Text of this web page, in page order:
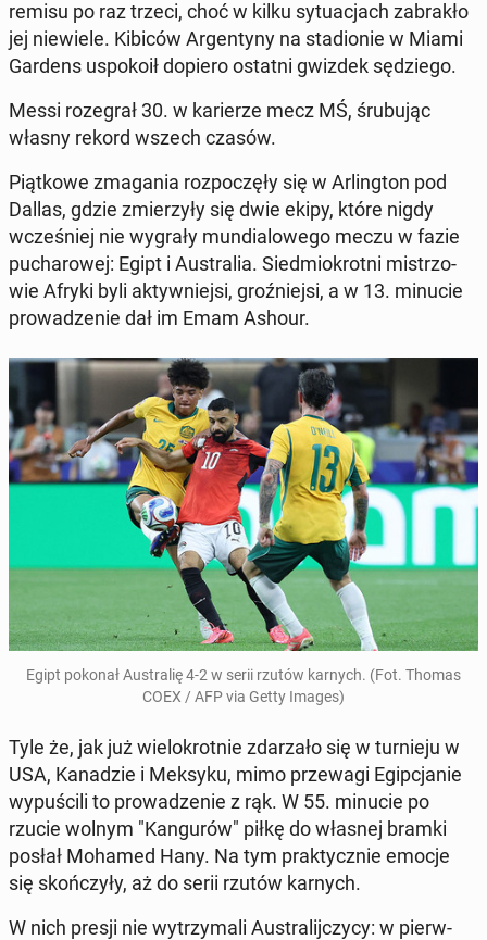
remisu po raz trzeci, choć w kilku sy­tu­acjach za­bra­kło
jej nie­wie­le. Kibiców Ar­gen­ty­ny na sta­dio­nie w Miami
Gardens uspo­ko­ił dopiero ostatni gwizdek sę­dzie­go.
Messi ro­ze­grał 30. w ka­rie­rze mecz MŚ, śru­bu­jąc
własny rekord wszech czasów.
Piąt­ko­we zma­ga­nia roz­po­czę­ły się w Ar­ling­ton pod
Dallas, gdzie zmie­rzy­ły się dwie ekipy, które nigdy
wcze­śniej nie wygrały mun­dia­lo­we­go meczu w fazie
pu­cha­ro­wej: Egipt i Au­stra­lia. Sied­mio­krot­ni mi­strzo­
wie Afryki byli ak­tyw­niej­si, groź­niej­si, a w 13. minucie
pro­wa­dze­nie dał im Emam Ashour.
Egipt pokonał Au­stra­lię 4-2 w serii rzutów karnych. (Fot. Thomas
COEX / AFP via Getty Images)
Tyle że, jak już wie­lo­krot­nie zda­rza­ło się w tur­nie­ju w
USA, Ka­na­dzie i Meksyku, mimo prze­wa­gi Egip­cja­nie
wy­pu­ści­li to pro­wa­dze­nie z rąk. W 55. minucie po
rzucie wolnym "Kan­gu­rów" piłkę do własnej bramki
posłał Mohamed Hany. Na tym prak­tycz­nie emocje
się skoń­czy­ły, aż do serii rzutów karnych.
W nich presji nie wy­trzy­ma­li Au­stra­lij­czy­cy: w pierw­